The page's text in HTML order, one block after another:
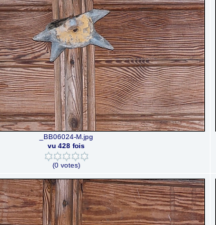
_BB06024-M.jpg
vu 428 fois
(0 votes)